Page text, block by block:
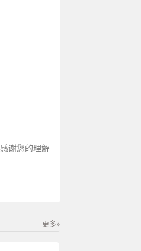
谢您的理解
更多»